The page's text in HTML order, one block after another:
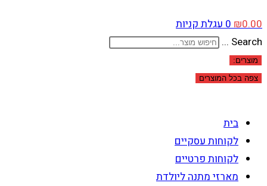
₪0.00
0עגלת קניות
Search ...
מוצרים:
צפה בכל המוצרים
בית
לקוחות עסקיים
לקוחות פרטיים
מארזי מתנה ליולדת